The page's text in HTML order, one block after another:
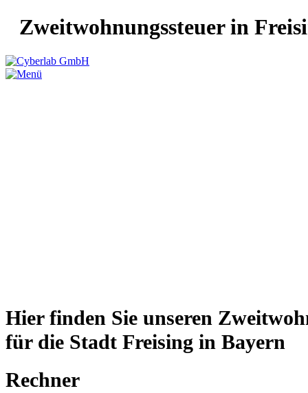
Zweitwohnungssteuer in
Hier finden Sie unseren
für die Stadt Freising in Bayern
Rechner